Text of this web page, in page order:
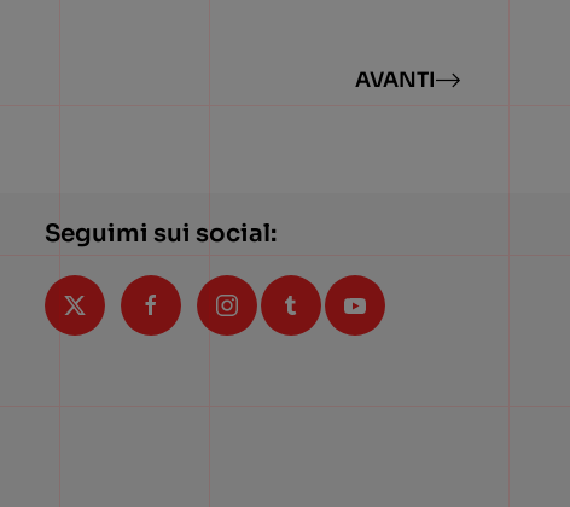
AVANTI
Seguimi sui social: